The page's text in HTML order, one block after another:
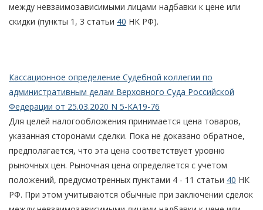
между невзаимозависимыми лицами надбавки к цене или
скидки (пункты 1, 3 статьи 40 НК РФ).
Кассационное определение Судебной коллегии по
административным делам Верховного Суда Российской
Федерации от 25.03.2020 N 5-КА19-76
Для целей налогообложения принимается цена товаров,
указанная сторонами сделки. Пока не доказано обратное,
предполагается, что эта цена соответствует уровню
рыночных цен. Рыночная цена определяется с учетом
положений, предусмотренных пунктами 4 - 11 статьи 40 НК
РФ. При этом учитываются обычные при заключении сделок